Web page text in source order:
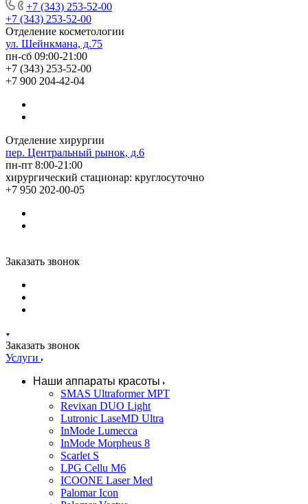
+7 (343) 253-52-00
+7 (343) 253-52-00
Отделение косметологии
ул. Шейнкмана, д.75
пн-сб 09:00-21:00
+7 (343) 253-52-00
+7 900 204-42-04
Отделение хирургии
пер. Центральный рынок, д.6
пн-пт 8:00-21:00
хирургический стационар: круглосуточно
+7 950 202-00-05
Заказать звонок
Заказать звонок
Услуги
Наши аппараты красоты
SMAS Ultraformer MPT
Revixan DUO Light
Lutronic LaseMD Ultra
InMode Lumecca
InMode Morpheus 8
Scarlet S
LPG Cellu M6
ICOONE Laser Med
Palomar Icon